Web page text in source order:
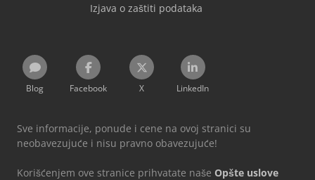
Izjava o zaštiti podataka
Blog Facebook X LinkedIn
Sve informacije, ponude i cene na ovoj stranici su
neobavezujuće i nisu pravno obavezujuće!
Korišćenjem ove stranice prihvatate naše Opšte uslove